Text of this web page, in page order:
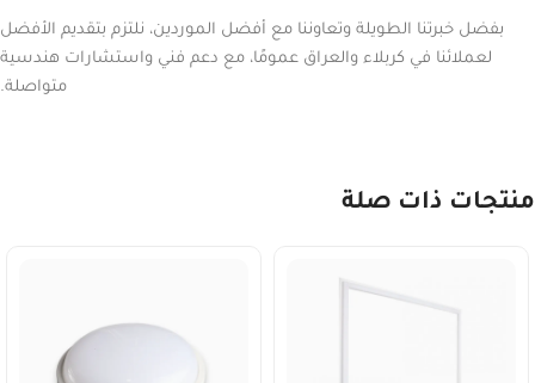
بفضل خبرتنا الطويلة وتعاوننا مع أفضل الموردين، نلتزم بتقديم الأفضل
لعملائنا في كربلاء والعراق عمومًا، مع دعم فني واستشارات هندسية
متواصلة.
منتجات ذات صلة